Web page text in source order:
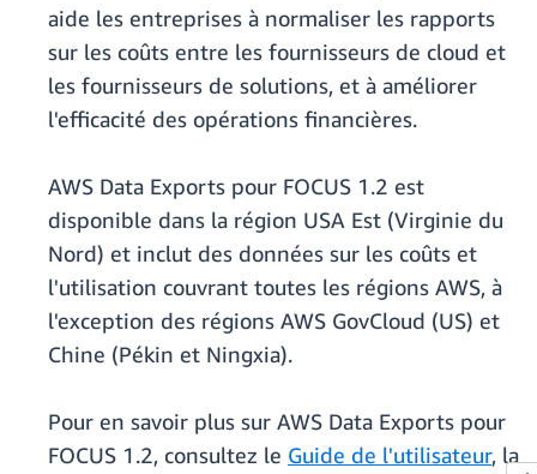
aide les entreprises à normaliser les rapports
sur les coûts entre les fournisseurs de cloud et
les fournisseurs de solutions, et à améliorer
l'efficacité des opérations financières.
AWS Data Exports pour FOCUS 1.2 est
disponible dans la région USA Est (Virginie du
Nord) et inclut des données sur les coûts et
l'utilisation couvrant toutes les régions AWS, à
l'exception des régions AWS GovCloud (US) et
Chine (Pékin et Ningxia).
Pour en savoir plus sur AWS Data Exports pour
FOCUS 1.2, consultez le Guide de l'utilisateur, la